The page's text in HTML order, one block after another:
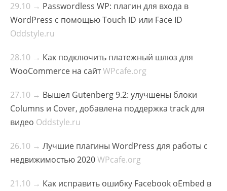
29.10 → Passwordless WP: плагин для входа в
WordPress с помощью Touch ID или Face ID
Oddstyle.ru
28.10 → Как подключить платежный шлюз для
WooCommerce на сайтWPcafe.org
27.10 → Вышел Gutenberg 9.2: улучшены блоки
Columns и Cover, добавлена поддержка track для
видео Oddstyle.ru
26.10 → Лучшие плагины WordPress для работы с
недвижимостью 2020WPcafe.org
21.10 → Как исправить ошибку Facebook oEmbed в